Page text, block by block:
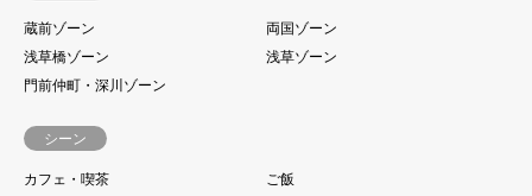
蔵前ゾーン
両国ゾーン
浅草橋ゾーン
浅草ゾーン
門前仲町・深川ゾーン
シーン
カフェ・喫茶
ご飯